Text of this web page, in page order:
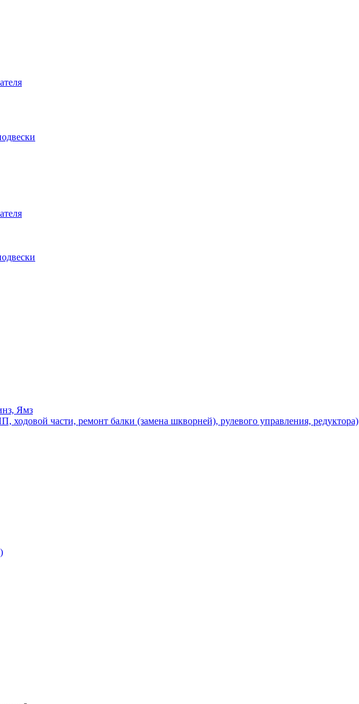
Ямз
ходовой части, ремонт балки (замена шкворней), рулевого управления, редуктора)